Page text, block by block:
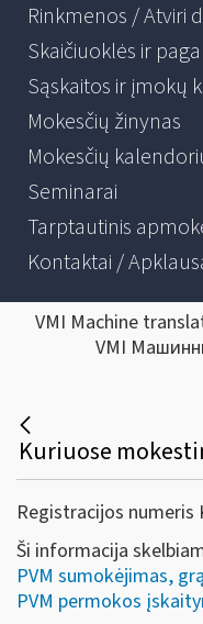
Rinkmenos / Atviri
Skaičiuoklės ir
Sąskaitos ir įmokų
Mokesčių žinynas
Mokesčių
Seminarai
Tarptautinis
Kontaktai /
VMI Machine
VMI
Registracijos numeris
Ši informacija
PVM sumokėjimas,
PVM permokos